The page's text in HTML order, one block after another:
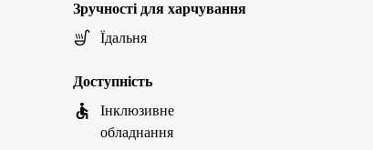
Зручності для харчування
Їдальня
Доступність
Інклюзивне
обладнання